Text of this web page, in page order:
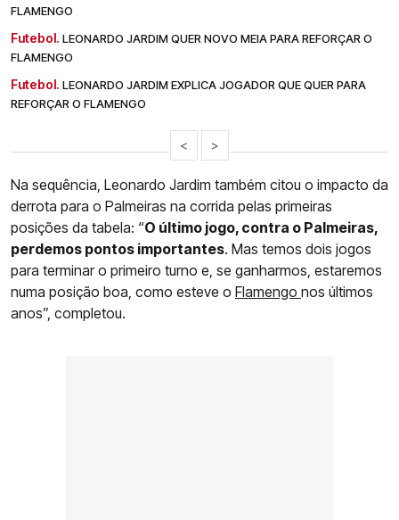
FLAMENGO
Futebol. LEONARDO JARDIM QUER NOVO MEIA PARA REFORÇAR O
FLAMENGO
Futebol. LEONARDO JARDIM EXPLICA JOGADOR QUE QUER PARA
REFORÇAR O FLAMENGO
< >
Na sequência, Leonardo Jardim também citou o impacto da
derrota para o Palmeiras na corrida pelas primeiras
posições da tabela: “O último jogo, contra o Palmeiras,
perdemos pontos importantes. Mas temos dois jogos
para terminar o primeiro turno e, se ganharmos, estaremos
numa posição boa, como esteve o Flamengo nos últimos
anos”, completou.